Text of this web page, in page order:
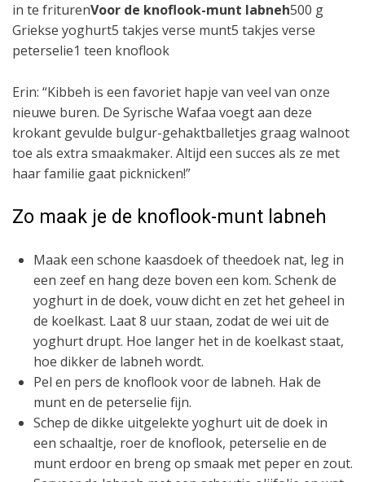
in te friturenVoor de knoflook-munt labneh500 g
Griekse yoghurt5 takjes verse munt5 takjes verse
peterselie1 teen knoflook
Erin: “Kibbeh is een favoriet hapje van veel van onze
nieuwe buren. De Syrische Wafaa voegt aan deze
krokant gevulde bulgur-gehaktballetjes graag walnoot
toe als extra smaakmaker. Altijd een succes als ze met
haar familie gaat picknicken!”
Zo maak je de knoflook-munt labneh
Maak een schone kaasdoek of theedoek nat, leg in
een zeef en hang deze boven een kom. Schenk de
yoghurt in de doek, vouw dicht en zet het geheel in
de koelkast. Laat 8 uur staan, zodat de wei uit de
yoghurt drupt. Hoe langer het in de koelkast staat,
hoe dikker de labneh wordt.
Pel en pers de knoflook voor de labneh. Hak de
munt en de peterselie fijn.
Schep de dikke uitgelekte yoghurt uit de doek in
een schaaltje, roer de knoflook, peterselie en de
munt erdoor en breng op smaak met peper en zout.